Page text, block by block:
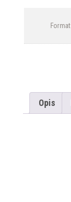
Format
Opis